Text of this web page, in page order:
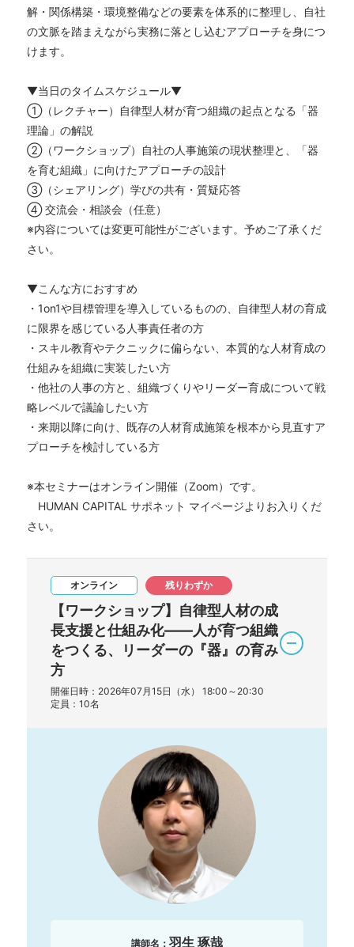
解・関係構築・環境整備などの要素を体系的に整理し、自社
の文脈を踏まえながら実務に落とし込むアプローチを身につ
けます。
▼当日のタイムスケジュール▼
①（レクチャー）自律型人材が育つ組織の起点となる「器
理論」の解説
②（ワークショップ）自社の人事施策の現状整理と、「器
を育む組織」に向けたアプローチの設計
③（シェアリング）学びの共有・質疑応答
④ 交流会・相談会（任意）
※内容については変更可能性がございます。予めご了承くだ
さい。
▼こんな方におすすめ
・1on1や目標管理を導入しているものの、自律型人材の育成
に限界を感じている人事責任者の方
・スキル教育やテクニックに偏らない、本質的な人材育成の
仕組みを組織に実装したい方
・他社の人事の方と、組織づくりやリーダー育成について戦
略レベルで議論したい方
・来期以降に向け、既存の人材育成施策を根本から見直すア
プローチを検討している方
※本セミナーはオンライン開催（Zoom）です。
HUMAN CAPITAL サポネット マイページよりお入りくだ
さい。
オンライン 残りわずか
【ワークショップ】自律型人材の成
長支援と仕組み化――人が育つ組織
をつくる、リーダーの『器』の育み
方
開催日時：2026年07月15日（水） 18:00～20:30
定員：10名
講師名： 羽生 琢哉